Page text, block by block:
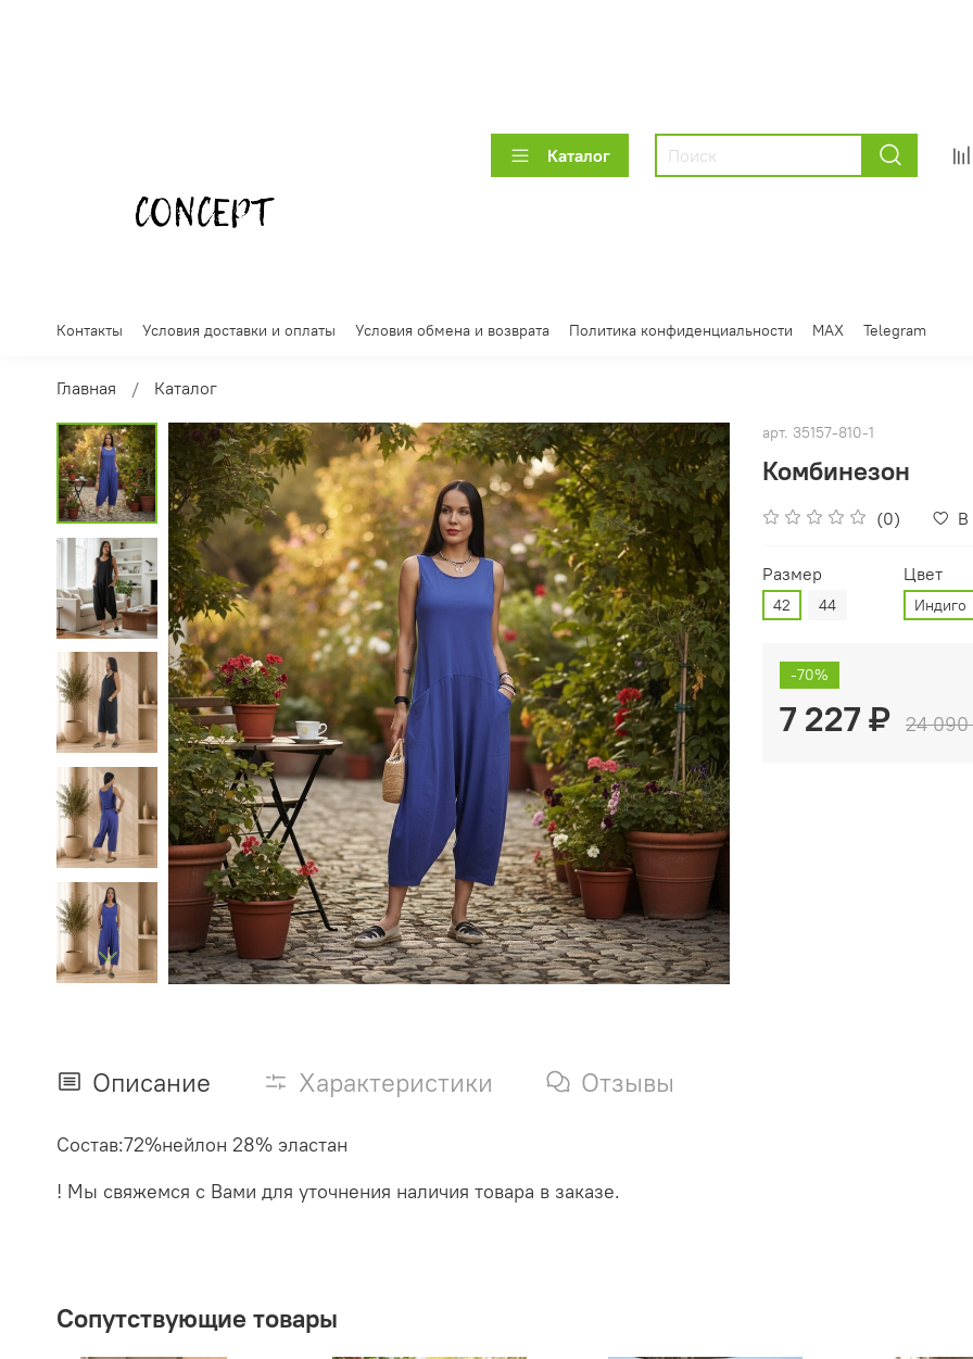
Каталог
Контакты Условия доставки и оплаты Условия обмена и возврата Политика конфиденциальности MAX Telegram
Главная Каталог
арт. 35157-810-1
Комбинезон
(0) В
Размер
42 44
Цвет
Индиго
-70%
7 227 ₽ 24
Описание Характеристики Отзывы
Состав:72%нейлон 28% эластан
! Мы свяжемся с Вами для уточнения наличия товара в заказе.
Сопутствующие товары